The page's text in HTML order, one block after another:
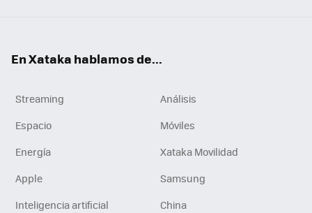
En Xataka hablamos de...
Streaming
Análisis
Espacio
Móviles
Energía
Xataka Movilidad
Apple
Samsung
Inteligencia artificial
China